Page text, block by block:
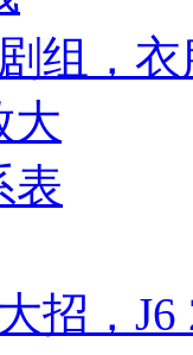
组，
招，